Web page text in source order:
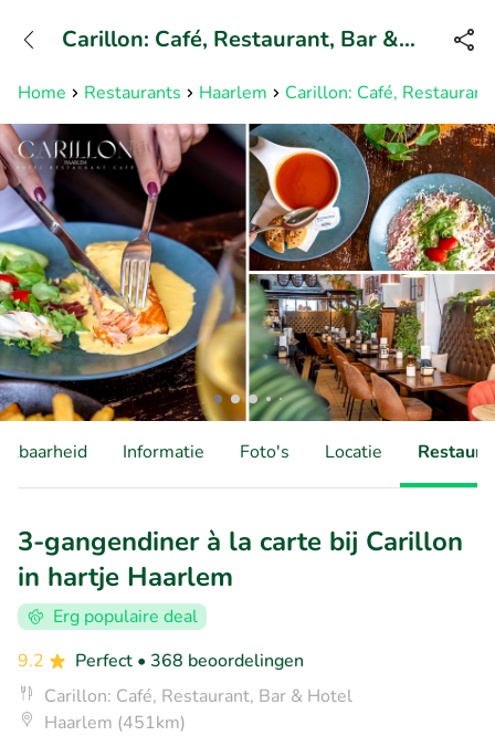
Bereikbaar tot 23:00 uur
Home Restaurants Haarlem Carillon: Café,
Carillon: Café, Restaurant, Bar &
Informatie Foto's Locatie
3-gangendiner à la carte bij Carillon
in hartje Haarlem
Erg populaire deal
9.2
Perfect • 368 beoordelingen
Carillon: Café, Restaurant, Bar & Hotel
Haarlem (451km)